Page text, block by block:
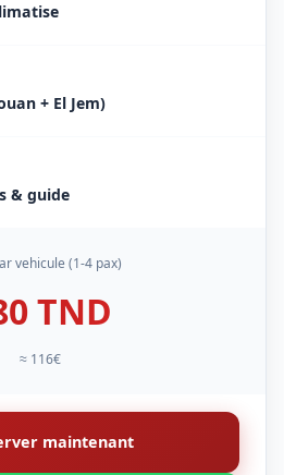
+ El Jem)
& guide
vehicule (1-4 pax)
TND
≈ 116€
maintenant